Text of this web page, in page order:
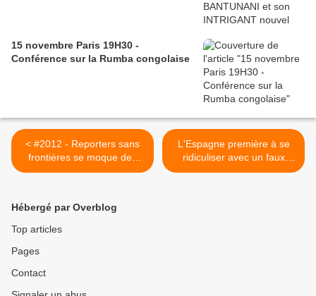
15 novembre Paris 19H30 -
Conférence sur la Rumba congolaise
< #2012 - Reporters sans
frontières se moque des
Ivoiriens - 23/08
L'Espagne première à se
ridiculiser avec un faux
Chavez agonisant à la Une
Hébergé par Overblog
Top articles
Pages
Contact